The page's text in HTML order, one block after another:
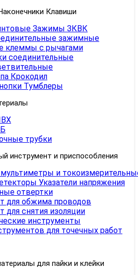
Клавиши
Зажимы ЗКВК
зажимные
клеммы с рычагами
соединительные
Крокодил
Тумблеры
трубки
инструмент и приспособления
и
Указатели напряжения
отвертки
для обжима проводов
для снятия изоляции
инструменты
для точечных работ
для пайки и клейки